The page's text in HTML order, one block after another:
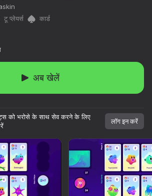
डिवाइस घुमाएँ
यह गेम केवल लैंडस्केप
ओरिएंटेशन का समर्थन करता है
टू प्लेयर्स
कार्ड
अब खेलें
को भरोसे के साथ सेव करने के लिए
लॉग इन करें